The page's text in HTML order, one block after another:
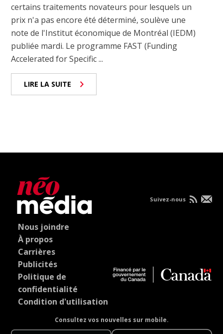
certains traitements novateurs pour lesquels un
prix n'a pas encore été déterminé, soulève une
note de l'Institut économique de Montréal (IEDM)
publiée mardi. Le programme FAST (Funding
Accelerated for Specific ...
LIRE LA SUITE
Nous joindre
À propos
Carrières
Publicités
Politique de
confidentialité
Condition d'utilisation
Consultez vos nouvelles sur mobile.
Suivez-nous